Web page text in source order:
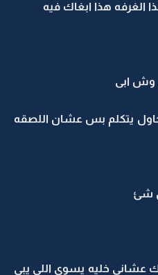
الغرفه هذا ابغاك فيه
وش ابى
يتكلم بس عشان اللصقه
شئ
خليه يسوي اللي يبي